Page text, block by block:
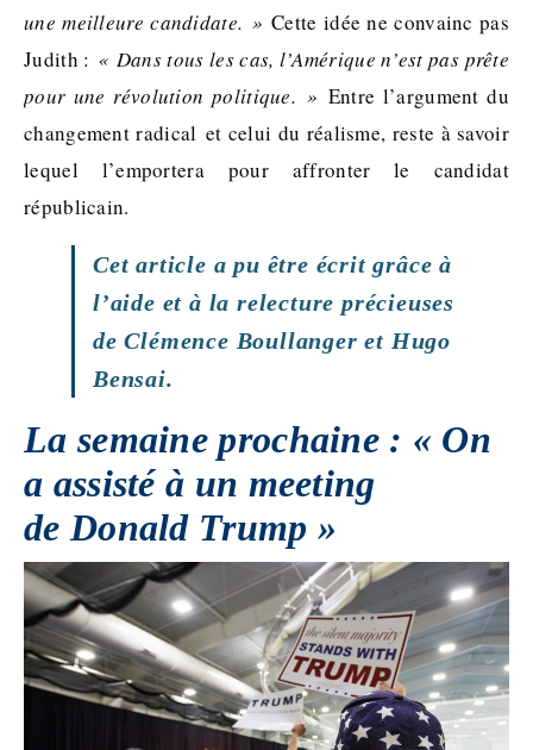
une meilleure candidate. » Cette idée ne convainc pas
Judith : « Dans tous les cas, l’Amérique n’est pas prête
pour une révolution politique. » Entre l’argument du
changement radical et celui du réalisme, reste à savoir
lequel l’emportera pour affronter le candidat
républicain.
Cet article a pu être écrit grâce à
l’aide et à la relecture précieuses
de Clémence Boullanger et Hugo
Bensai.
La semaine prochaine : « On
a assisté à un meeting
de Donald Trump »